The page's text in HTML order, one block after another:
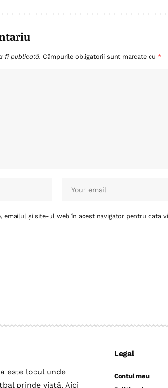
fi publicată. Câmpurile obligatorii sunt marcate cu *
emailul și site-ul web în acest navigator pentru data
este locul unde
prinde viață. Aici
Legal
Contul meu